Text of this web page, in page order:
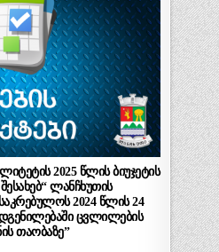
2025 წლის ბიუჯეტის
ლანჩხუთის
2024 წლის 24
ცვლილების
თაობაზე”